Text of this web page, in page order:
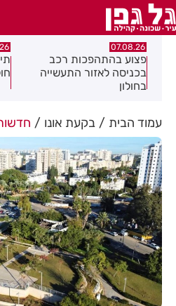
07.08.26
פצוע בהתהפכות רכב
בכניסה לאזור התעשייה
בחולון
עמוד הבית בקעת אונו